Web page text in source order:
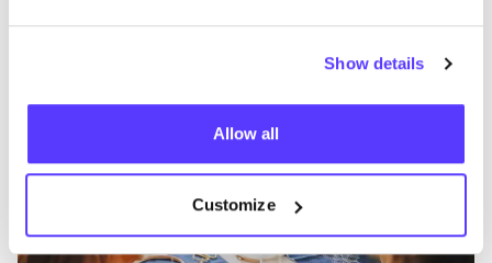
Show details
Allow all
Customize